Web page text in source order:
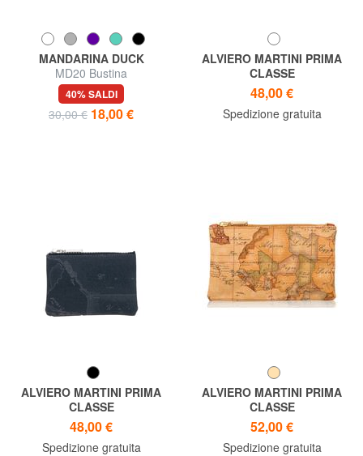
MANDARINA DUCK
MD20 Bustina
40% SALDI
30,00 € 18,00 €
ALVIERO MARTINI PRIMA
CLASSE
GEO CLASSIC Bustina
necessaire
48,00 €
Spedizione gratuita
ALVIERO MARTINI PRIMA
CLASSE
GEO CLASSIC Bustina
necessaire
48,00 €
Spedizione gratuita
ALVIERO MARTINI PRIMA
CLASSE
Geo Pochette piatta
52,00 €
Spedizione gratuita